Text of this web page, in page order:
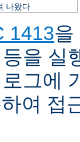
나왔다
1413을
을 실
그에
여 접